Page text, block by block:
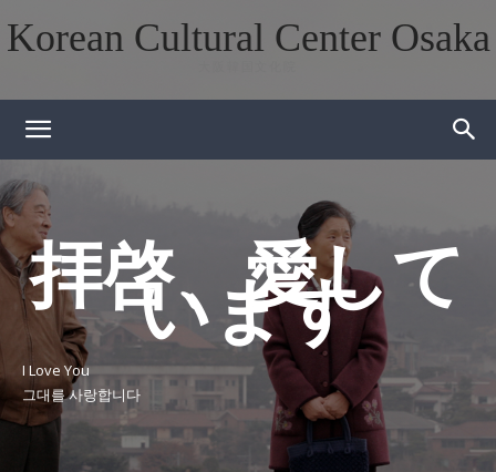
Korean Cultural Center Osaka
拝啓、愛して
います
I Love You
그대를 사랑합니다